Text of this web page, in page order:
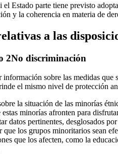
el Estado parte tiene previsto
y la coherencia en materia de
a las
2No discriminación
sobre las medidas
el mismo nivel de protección
la situación de las minorías
minorías afronten para
datos pertinentes, desglosados
que los grupos minoritarios sean
que los afecten, como la